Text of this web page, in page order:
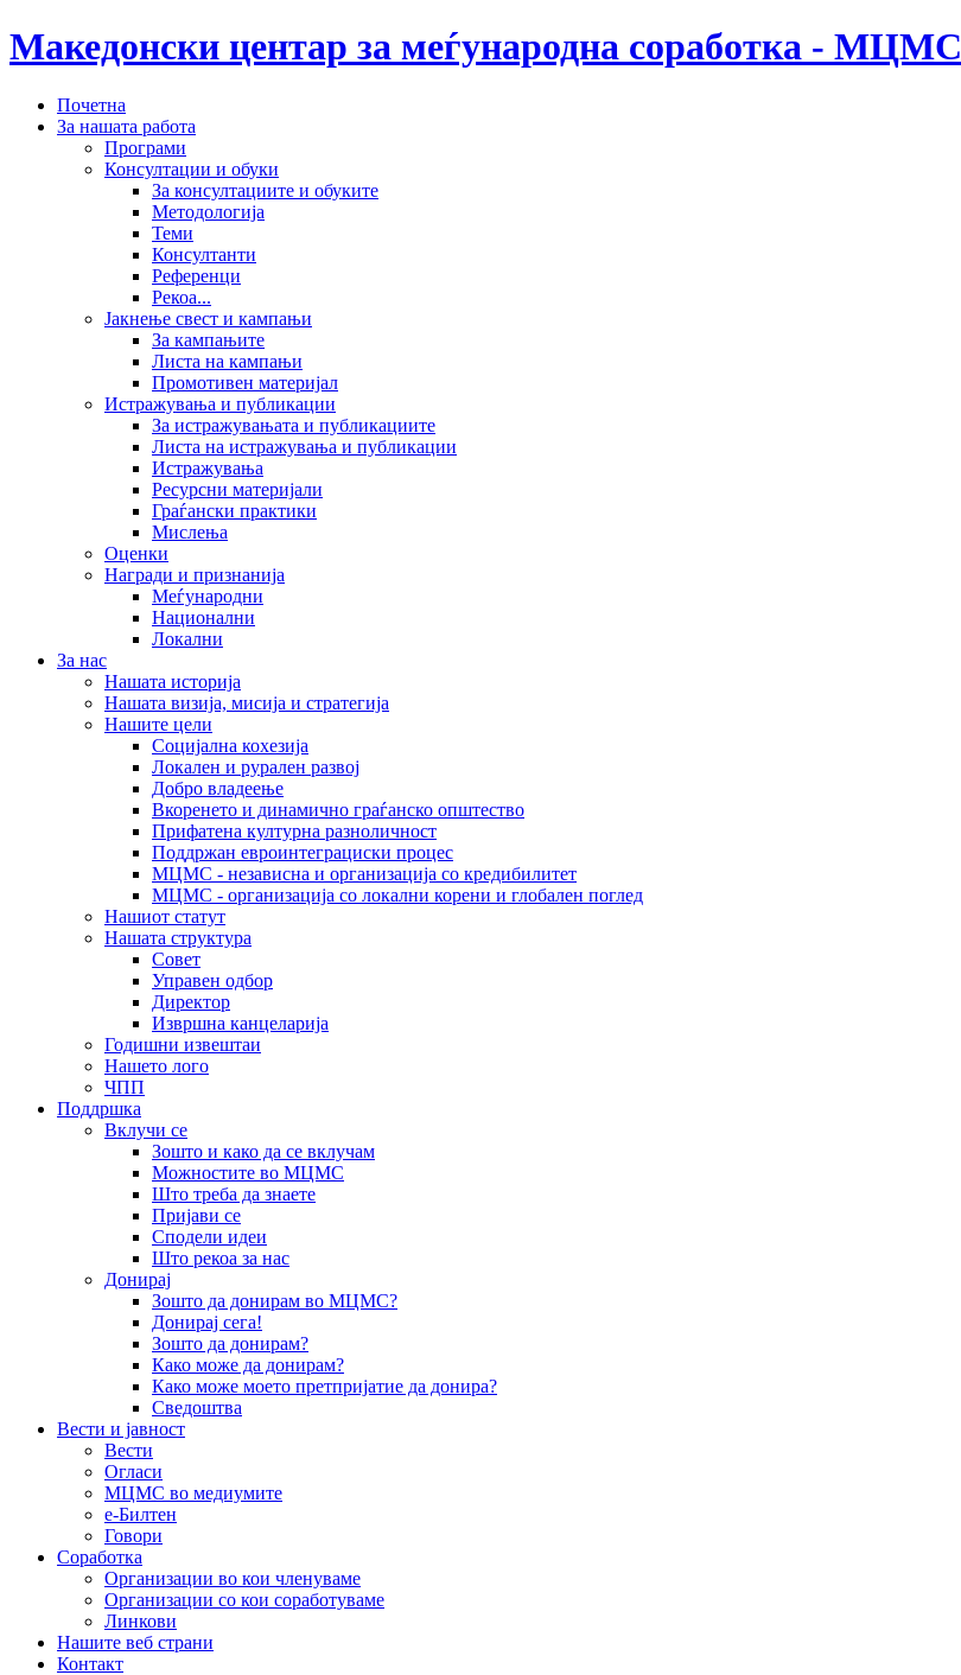
Македонски центар за меѓународна соработка - МЦМС
Почетна
За нашата работа
Програми
Консултации и обуки
За консултациите и обуките
Методологија
Теми
Консултанти
Референци
Рекоа...
Јакнење свест и кампањи
За кампањите
Листа на кампањи
Промотивен материјал
Истражувања и публикации
За истражувањата и публикациите
Листа на истражувања и публикации
Истражувања
Ресурсни материјали
Граѓански практики
Мислења
Оценки
Награди и признанија
Меѓународни
Национални
Локални
За нас
Нашата историја
Нашата визија, мисија и стратегија
Нашите цели
Социјална кохезија
Локален и рурален развој
Добро владеење
Вкоренето и динамично граѓанско општество
Прифатена културна разноличност
Поддржан евроинтеграциски процес
МЦМС - независна и организација со кредибилитет
МЦМС - организација со локални корени и глобален поглед
Нашиот статут
Нашата структура
Совет
Управен одбор
Директор
Извршна канцеларија
Годишни извештаи
Нашето лого
ЧПП
Поддршка
Вклучи се
Зошто и како да се вклучам
Можностите во МЦМС
Што треба да знаете
Пријави се
Сподели идеи
Што рекоа за нас
Донирај
Зошто да донирам во МЦМС?
Донирај сега!
Зошто да донирам?
Како може да донирам?
Како може моето претпријатие да донира?
Сведоштва
Вести и јавност
Вести
Огласи
МЦМС во медиумите
е-Билтен
Говори
Соработка
Организации во кои членуваме
Организации со кои соработуваме
Линкови
Нашите веб страни
Контакт